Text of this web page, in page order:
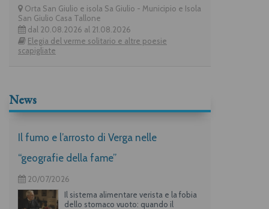
Orta San Giulio e isola Sa Giulio - Municipio e Isola
San Giulio Casa Tallone
dal 20.08.2026 al 21.08.2026
Elegia del verme solitario e altre poesie
scapigliate
News
Il fumo e l’arrosto di Verga nelle
“geografie della fame”
20/07/2026
Il sistema alimentare verista e la fobia
dello stomaco vuoto: quando il